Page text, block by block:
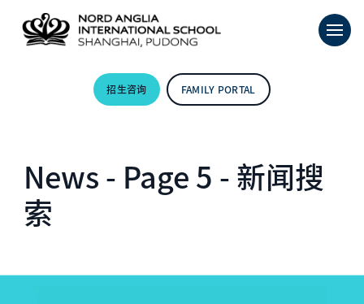
招生咨询 FAMILY PORTAL
News - Page 5 - 新闻搜
索